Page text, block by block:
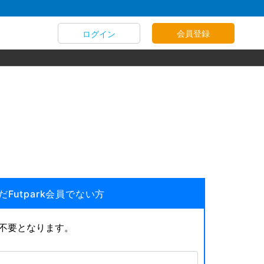
ログイン 会員登録
Futpark会員でない方
となります。